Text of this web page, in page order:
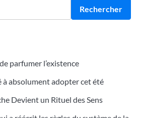
Rechercher
parfumer l’existence
à absolument adopter cet été
Devient un Rituel des Sens